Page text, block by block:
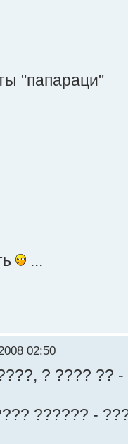
"папараци"
...
02:50
? ???? ??
?????? -